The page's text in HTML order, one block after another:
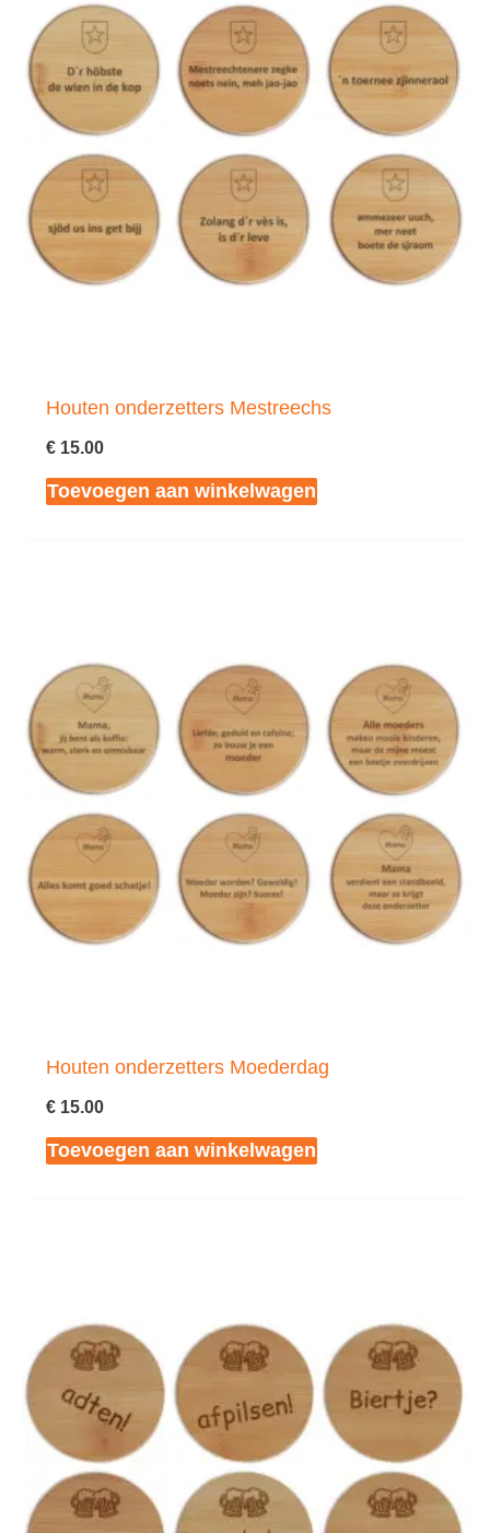
Houten onderzetters Mestreechs
€15.00
Toevoegen aan winkelwagen
Houten onderzetters Moederdag
€15.00
Toevoegen aan winkelwagen